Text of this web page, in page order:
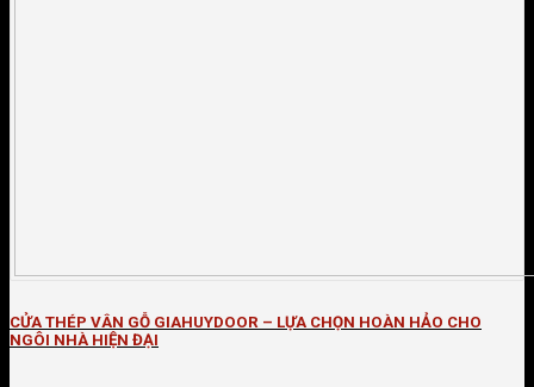
CỬA THÉP VÂN GỖ GIAHUYDOOR – LỰA CHỌN HOÀN HẢO CHO
NGÔI NHÀ HIỆN ĐẠI